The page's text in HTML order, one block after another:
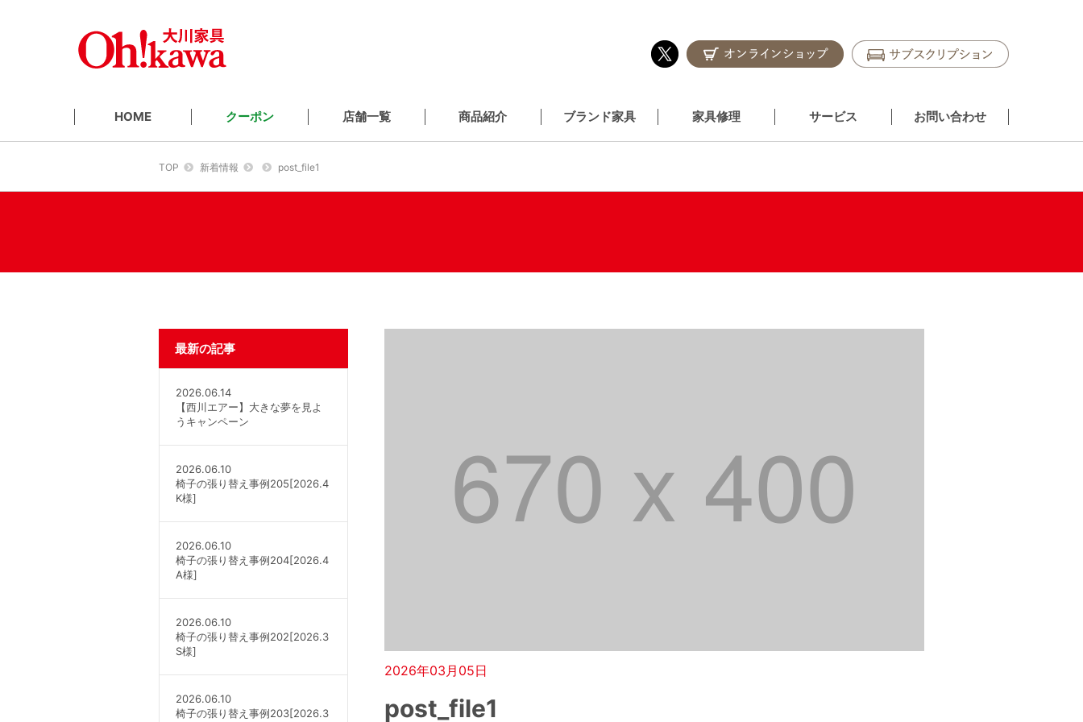
HOME クーポン 店舗一覧 商品紹介 ブランド家具 家具修理 サービス お問い合わせ
TOP 新着情報 post_file1
2026年03月05日
post_file1
最新の記事
2026.06.14
【西川エアー】大きな夢を見よ
うキャンペーン
2026.06.10
椅子の張り替え事例205[2026.4
K様]
2026.06.10
椅子の張り替え事例204[2026.4
A様]
2026.06.10
椅子の張り替え事例202[2026.3
S様]
2026.06.10
椅子の張り替え事例203[2026.3